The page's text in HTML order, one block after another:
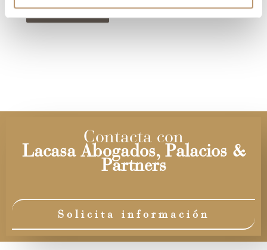
Contacta con
Lacasa Abogados, Palacios &
Partners
Solicita información